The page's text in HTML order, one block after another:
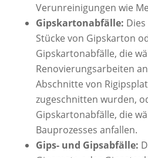
Verunreinigungen wie
Gipskartonabfälle:
Stücke von Gipskarton
Gipskartonabfälle, die
Renovierungsarbeiten
Abschnitte von
zugeschnitten wurden,
Gipskartonabfälle, die
Bauprozesses anfallen.
Gips- und Gipsabfälle: